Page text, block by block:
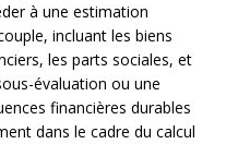
à une estimation
incluant les biens
les parts sociales, et
évaluation ou une
financières durables
dans le cadre du calcul